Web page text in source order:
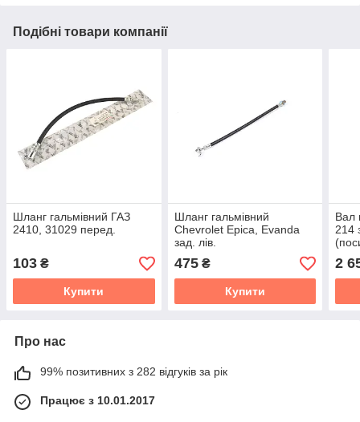
Подібні товари компанії
Шланг гальмівний ГАЗ
2410, 31029 перед.
103 ₴
Купити
Шланг гальмівний
Chevrolet Epica, Evanda
зад. лів.
475₴
Купити
Вал
214
2
Про нас
99% позитивних з 282 відгуків за рік
Працює з 10.01.2017